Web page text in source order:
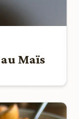
Maïs